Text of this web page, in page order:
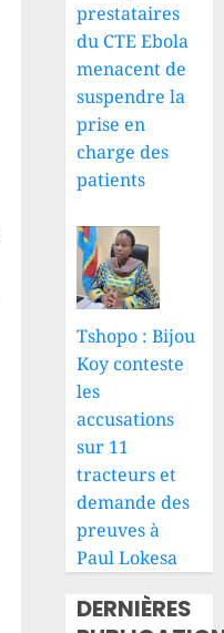
prestataires
du CTE Ebola
menacent de
suspendre la
prise en
charge des
patients
Tshopo : Bijou
Koy conteste
les
accusations
sur 11
tracteurs et
demande des
preuves à
Paul Lokesa
DERNIÈRES